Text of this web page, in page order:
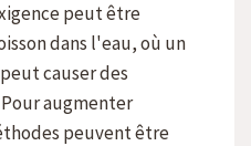
peut être
dans l'eau, où un
causer des
augmenter
peuvent être